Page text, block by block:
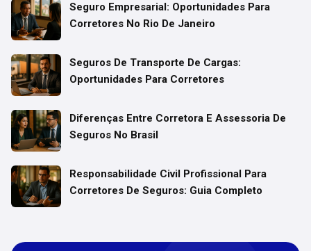
Seguro Empresarial: Oportunidades Para
Corretores No Rio De Janeiro
Seguros De Transporte De Cargas:
Oportunidades Para Corretores
Diferenças Entre Corretora E Assessoria De
Seguros No Brasil
Responsabilidade Civil Profissional Para
Corretores De Seguros: Guia Completo